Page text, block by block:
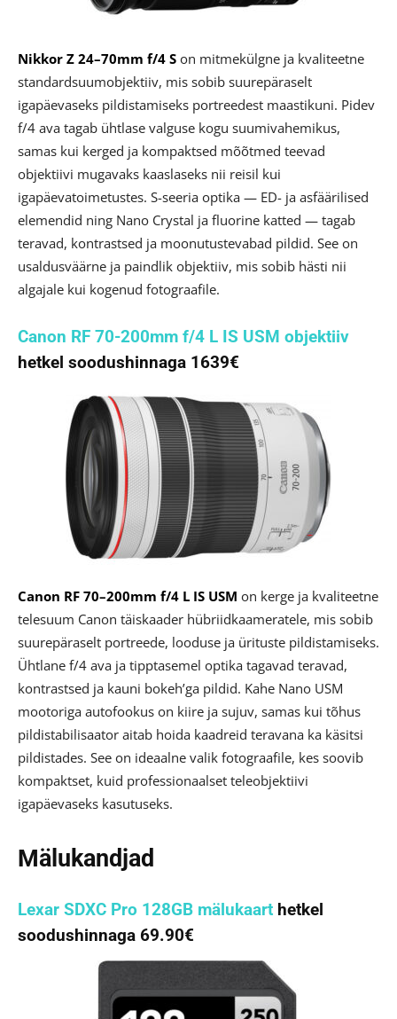
Nikkor Z 24–70mm f/4 S on mitmekülgne ja kvaliteetne
standardsuumobjektiiv, mis sobib suurepäraselt
igapäevaseks pildistamiseks portreedest maastikuni. Pidev
f/4 ava tagab ühtlase valguse kogu suumivahemikus,
samas kui kerged ja kompaktsed mõõtmed teevad
objektiivi mugavaks kaaslaseks nii reisil kui
igapäevatoimetustes. S-seeria optika — ED- ja asfäärilised
elemendid ning Nano Crystal ja fluorine katted — tagab
teravad, kontrastsed ja moonutustevabad pildid. See on
usaldusväärne ja paindlik objektiiv, mis sobib hästi nii
algajale kui kogenud fotograafile.
Canon RF 70-200mm f/4 L IS USM objektiiv
hetkel soodushinnaga 1639€
Canon RF 70–200mm f/4 L IS USM on kerge ja kvaliteetne
telesuum Canon täiskaader hübriidkaameratele, mis sobib
suurepäraselt portreede, looduse ja ürituste pildistamiseks.
Ühtlane f/4 ava ja tipptasemel optika tagavad teravad,
kontrastsed ja kauni bokeh’ga pildid. Kahe Nano USM
mootoriga autofookus on kiire ja sujuv, samas kui tõhus
pildistabilisaator aitab hoida kaadreid teravana ka käsitsi
pildistades. See on ideaalne valik fotograafile, kes soovib
kompaktset, kuid professionaalset teleobjektiivi
igapäevaseks kasutuseks.
Mälukandjad
Lexar SDXC Pro 128GB mälukaart hetkel
soodushinnaga 69.90€